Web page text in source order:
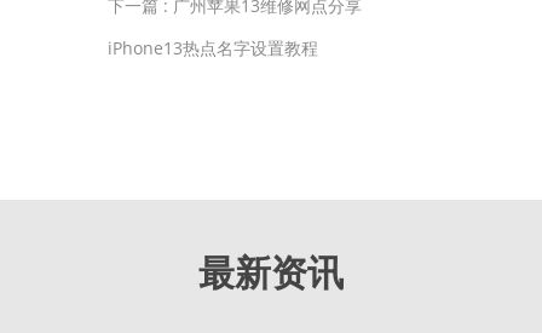
下一篇 : 广州苹果13维修网点分享
iPhone13热点名字设置教程
最新资讯